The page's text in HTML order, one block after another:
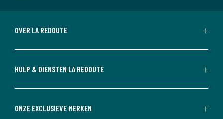
OVER LA REDOUTE
HULP & DIENSTEN LA REDOUTE
ONZE EXCLUSIEVE MERKEN